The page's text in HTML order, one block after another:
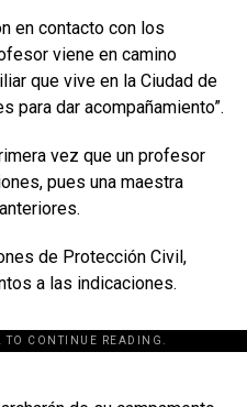
en contacto con los
viene en camino
que vive en la Ciudad de
para dar acompañamiento”.
vez que un profesor
pues una maestra
de Protección Civil,
a las indicaciones.
TO CONTINUE READING.